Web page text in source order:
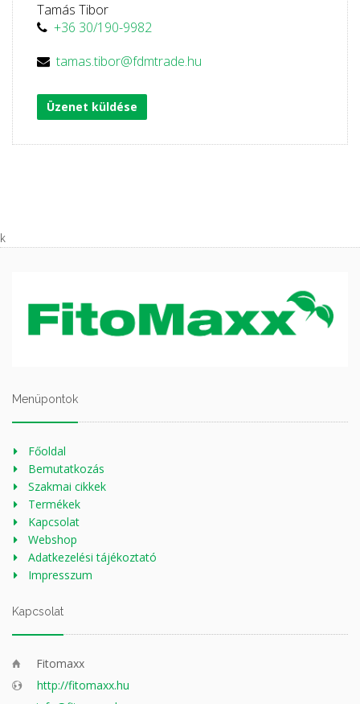
Tamás Tibor
+36 30/190-9982
tamas.tibor@fdmtrade.hu
Üzenet küldése
k
Menüpontok
Főoldal
Bemutatkozás
Szakmai cikkek
Termékek
Kapcsolat
Webshop
Adatkezelési tájékoztató
Impresszum
Kapcsolat
Fitomaxx
http://fitomaxx.hu